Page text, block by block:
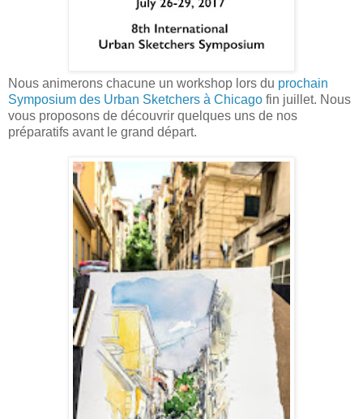
Nous animerons chacune un workshop lors du prochain
Symposium des Urban Sketchers à Chicago fin juillet. Nous
vous proposons de découvrir quelques uns de nos
préparatifs avant le grand départ.